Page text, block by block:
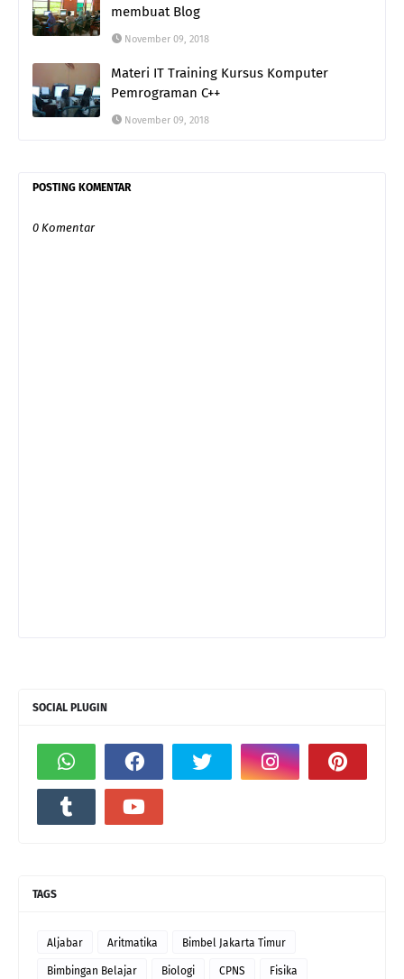
membuat Blog
November 09, 2018
Materi IT Training Kursus Komputer
Pemrograman C++
November 09, 2018
POSTING KOMENTAR
0 Komentar
SOCIAL PLUGIN
TAGS
Aljabar Aritmatika Bimbel Jakarta Timur
Bimbingan Belajar Biologi CPNS Fisika